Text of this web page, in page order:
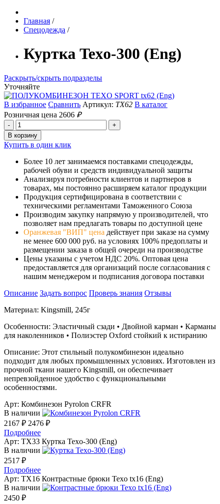
Главная /
Спецодежда /
Куртка Texo-300 (Eng)
Раскрыть/скрыть подразделы
Уточняйте
В избранное Сравнить Артикул: TX62 В каталог
Розничная цена 2606 ₽
Купить в один клик
Более 10 лет занимаемся поставками спецодежды,
рабочей обуви и средств индивидуальной защиты
Анализируя потребности клиентов и партнеров в
товарах, мы постоянно расширяем каталог продукции
Продукция сертифицирована в соответствии с
техническими регламентами Таможенного Союза
Производим закупку напрямую у производителей, что
позволяет нам предлагать товары по доступной цене
Оранжевая "ВИП" цена действует при заказе на сумму
не менее 600 000 руб. на условиях 100% предоплаты и
размещении заказа в общей очереди на производстве
Цены указаны с учетом НДС 20%. Оптовая цена
предоставляется для организаций после согласования с
нашим менеджером и подписания договора поставки
Описание Задать вопрос Проверь знания Отзывы
Материал: Kingsmill, 245г
Особенности: Эластичный сзади • Двойной карман • Карманы
для наколенников • Полиэстер Oxford стойкий к истиранию
Описание: Этот стильный полукомбинезон идеально
подходит для любых промышленных условиях. Изготовлен ​​из
прочной ткани нашего Kingsmill, он обеспечивает
непревзойденное удобство с функциональными
особенностями.
Арт: Комбинезон Pyrolon CRFR
В наличии
2167 ₽ 2476 ₽
Подробнее
Арт: TX33 Куртка Texo-300 (Eng)
В наличии
2517 ₽
Подробнее
Арт: TX16 Контрастные брюки Texo tx16 (Eng)
В наличии
2450 ₽